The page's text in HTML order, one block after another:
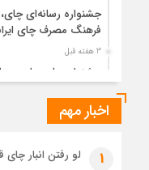
جشنواره رسانه‌ای
فرهنگ مصرف چای
3 هفته قبل
جشنواره ملی چای،
4 هفته قبل
4 هفته قبل
اخبار مهم
1 لو رفتن انبار